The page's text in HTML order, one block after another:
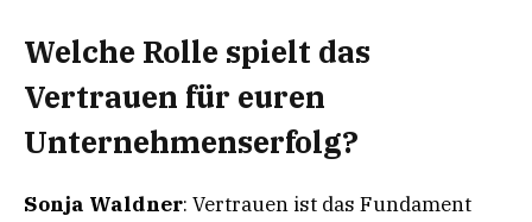
Welche Rolle spielt das
Vertrauen für euren
Unternehmenserfolg?
Sonja Waldner: Vertrauen ist das Fundament